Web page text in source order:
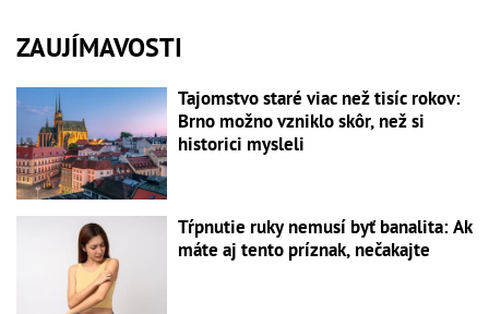
ZAUJÍMAVOSTI
Tajomstvo staré viac než tisíc rokov:
Brno možno vzniklo skôr, než si
historici mysleli
Tŕpnutie ruky nemusí byť banalita: Ak
máte aj tento príznak, nečakajte